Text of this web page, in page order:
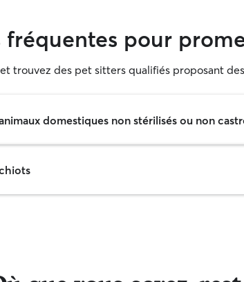
fréquentes pour
trouvez des pet sitters qualifiés proposant
domestiques non stérilisés ou non